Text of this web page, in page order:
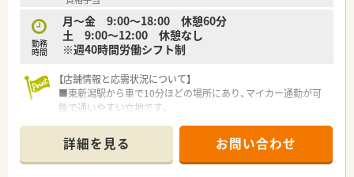
勤務
時間
月～金 9:00～18:00 休憩60分
土 9:00～12:00 休憩なし
※週40時間労働シフト制
【店舗情報と応需状況について】
■東新潟駅から車で10分ほどの場所にあり、マイカー通勤が可
能で通いやすい立地です。
応需しており耳鼻科メインです。
■常勤の薬剤師が3名在籍しており、人員配置が手厚く業務にし
っかりと向き合える環境です。
詳細を見る お問い合わせ